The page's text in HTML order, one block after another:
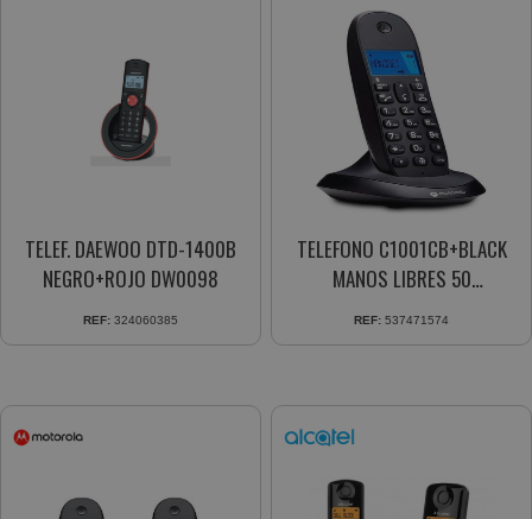
TELEF. DAEWOO DTD-1400B
NEGRO+ROJO DW0098
REF: 324060385
TELEFONO C1001CB+BLACK
MANOS LIBRES 50
CONTACTOS
REF: 537471574